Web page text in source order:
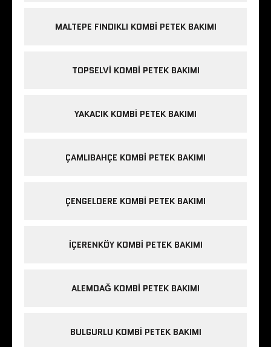
MALTEPE FINDIKLI KOMBI PETEK BAKIMI
TOPSELVI KOMBI PETEK BAKIMI
YAKACIK KOMBI PETEK BAKIMI
ÇAMLIBAHÇE KOMBI PETEK BAKIMI
ÇENGELDERE KOMBI PETEK BAKIMI
IÇERENKÖY KOMBI PETEK BAKIMI
ALEMDAĞ KOMBI PETEK BAKIMI
BULGURLU KOMBI PETEK BAKIMI